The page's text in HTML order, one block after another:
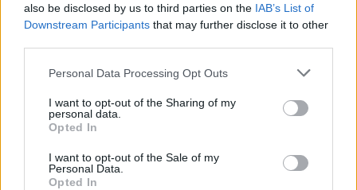
also be disclosed by us to third parties on the IAB’s List of
Downstream Participants that may further disclose it to other
Please note that this website/app uses one or more Google
not limited to your visit or usage behaviour. You may click to
grant or deny consent to Google and its third-party tags to
use your data for below specified purposes in below Google
consent section.
Personal Data Processing Opt Outs
I want to opt-out of the Sharing of my
personal data.
Opted In
I want to opt-out of the Sale of my
Personal Data.
Opted In
A SZOL24 legfrissebb 24 cikke
fiú (VIDEÓVAL)
Hétfőn kezdik, csütörtökön végeznek – lezárás miatt
fennakadásokra és pótlóbuszos közlekedésre számítsunk az
egyik Jász-Nagykun-Szolnok megyei vasútvonalon